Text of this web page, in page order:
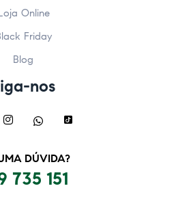
Online
Friday
Blog
nos
DÚVIDA?
735 151